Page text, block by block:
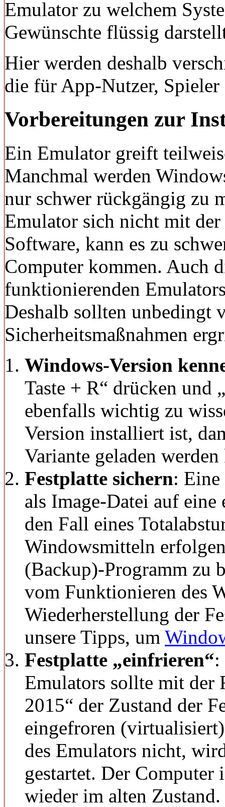
Emulator zu welchem
Gewünschte flüssig
Hier werden deshalb
die für App-Nutzer,
Vorbereitungen zur
Ein Emulator greift
Manchmal werden
nur schwer rückgängig zu
Emulator sich nicht mit
Software, kann es zu
Computer kommen. Auch
funktionierenden
Deshalb sollten unbedingt
Sicherheitsmaßnahmen
Windows-Version
Taste + R“ drücken und
ebenfalls wichtig zu
Version installiert ist,
Variante geladen werden
Festplatte sichern:
als Image-Datei auf
den Fall eines
Windowsmitteln
(Backup)-Programm zu
vom Funktionieren des
Wiederherstellung der
unsere Tipps, um
Festplatte „einfrieren“:
Emulators sollte mit der
2015“ der Zustand der
eingefroren
des Emulators nicht,
gestartet. Der
wieder im alten Zustand.